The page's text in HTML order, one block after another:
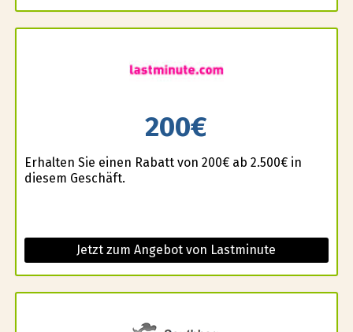
200€
Erhalten Sie einen Rabatt von 200€ ab 2.500€ in
diesem Geschäft.
Jetzt zum Angebot von Lastminute